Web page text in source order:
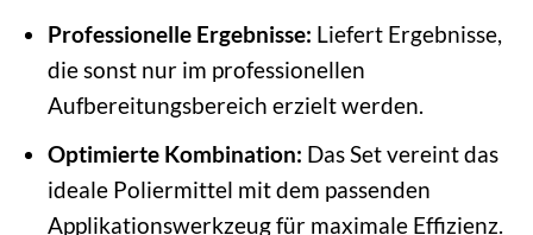
Professionelle Ergebnisse: Liefert Ergebnisse,
die sonst nur im professionellen
Aufbereitungsbereich erzielt werden.
Optimierte Kombination: Das Set vereint das
ideale Poliermittel mit dem passenden
Applikationswerkzeug für maximale Effizienz.